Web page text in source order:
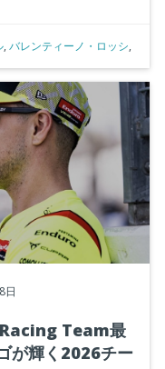
, バレンティーノ・ロッシ,
日
Team最
が輝く2026チー